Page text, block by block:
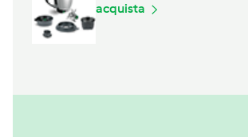
acquista